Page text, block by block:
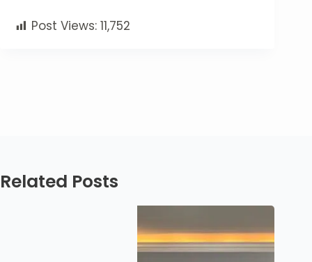
Post Views: 11,752
Related Posts